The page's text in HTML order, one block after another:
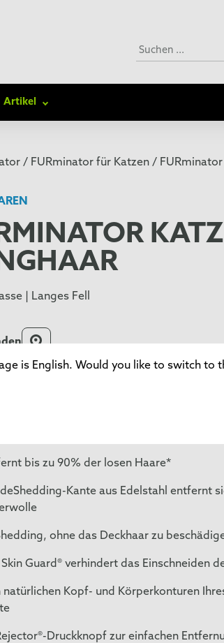
Artikel
/ FURminator für Katzen /
| Langes Fell
bis zu 90% der losen Haare*
Kante aus Edelstahl entfernt
ohne das Deckhaar zu
Skin Guard® verhindert das Einschneiden
natürlichen Kopf- und Körperkonturen
Druckknopf zur einfachen
is English. Would you like to switch to